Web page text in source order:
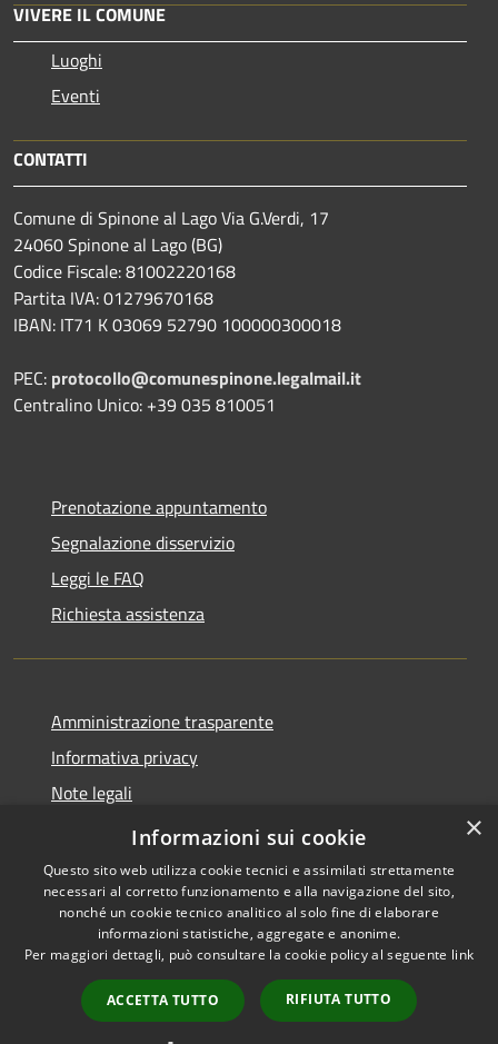
VIVERE IL COMUNE
Luoghi
Eventi
CONTATTI
Comune di Spinone al Lago Via G.Verdi, 17
24060 Spinone al Lago (BG)
Codice Fiscale: 81002220168
Partita IVA: 01279670168
IBAN: IT71 K 03069 52790 100000300018
PEC: protocollo@comunespinone.legalmail.it
Centralino Unico: +39 035 810051
Prenotazione appuntamento
Segnalazione disservizio
Leggi le FAQ
Richiesta assistenza
Amministrazione trasparente
Informativa privacy
Note legali
Dichiarazione di accessibilità
Accessibilità
Copyright © 2026 • Comune di
Spinone al Lago • Powered by
Municipium•
Accesso
redazione
×
Informazioni sui cookie
Questo sito web utilizza cookie tecnici e assimilati strettamente
necessari al corretto funzionamento e alla navigazione del sito,
nonché un cookie tecnico analitico al solo fine di elaborare
informazioni statistiche, aggregate e anonime.
Per maggiori dettagli, può consultare la cookie policy al seguente link
ACCETTA TUTTO RIFIUTA TUTTO